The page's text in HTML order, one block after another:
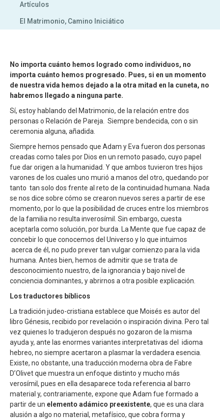
Artículos
El Matrimonio, Camino Iniciático
No importa cuánto hemos logrado como individuos, no
importa cuánto hemos progresado. Pues, si en un momento
de nuestra vida hemos dejado a la otra mitad en la cuneta, no
habremos llegado a ninguna parte.
Sí, estoy hablando del Matrimonio, de la relación entre dos
personas o Relación de Pareja. Siempre bendecida, con o sin
ceremonia alguna, añadida.
Siempre hemos pensado que Adam y Eva fueron dos personas
creadas como tales por Dios en un remoto pasado, cuyo papel
fue dar origen a la humanidad. Y que ambos tuvieron tres hijos
varones de los cuales uno murió a manos del otro, quedando por
tanto tan solo dos frente al reto de la continuidad humana. Nada
se nos dice sobre cómo se crearon nuevos seres a partir de ese
momento, por lo que la posibilidad de cruces entre los miembros
de la familia no resulta inverosímil. Sin embargo, cuesta
aceptarla como solución, por burda. La Mente que fue capaz de
concebir lo que conocemos del Universo y lo que intuimos
acerca de él, no pudo prever tan vulgar comienzo para la vida
humana. Antes bien, hemos de admitir que se trata de
desconocimiento nuestro, de la ignorancia y bajo nivel de
conciencia dominantes, y abrirnos a otra posible explicación.
Los traductores bíblicos
La tradición judeo-cristiana establece que Moisés es autor del
libro Génesis, recibido por revelación o inspiración divina. Pero tal
vez quienes lo tradujeron después no gozaron de la misma
ayuda y, ante las enormes variantes interpretativas del idioma
hebreo, no siempre acertaron a plasmar la verdadera esencia.
Existe, no obstante, una traducción moderna obra de Fabre
D’Olivet que muestra un enfoque distinto y mucho más
verosímil, pues en ella desaparece toda referencia al barro
material y, contrariamente, expone que Adam fue formado a
partir de un elemento adámico preexistente, que es una clara
alusión a algo no material, metafísico, que cobra forma y